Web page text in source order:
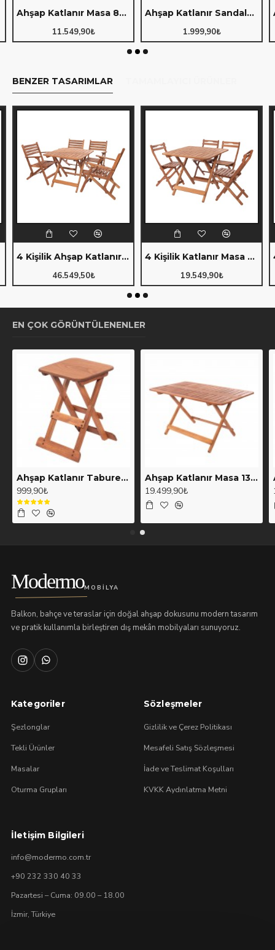
Ahşap Katlanır Masa 80x80cm. (109)
11.549,90₺
Ahşap Katlanır Sandalye (110)
1.999,90₺
BENZER TASARIMLAR
4 Kişilik Ahşap Katlanır Oturma Grubu - 80x80 cm (Grup F)
46.549,50₺
4 Kişilik Katlanır Masa & Sandalye Seti - 80x80 cm (Grup K)
19.549,90₺
EN ÇOK GÖRÜNTÜLENENLER
Ahşap Katlanır Tabure 30x30cm. (111)
999,90₺
Ahşap Katlanır Masa 135x80cm. (107)
19.499,90₺
ModermoMOBILYA
Balkon, bahçe ve teraslar için doğal ahşap dokusunu modern tasarım
ve pratik kullanımla birleştiren dış mekân mobilyaları sunuyoruz.
Kategoriler
Şezlonglar
Tekli Ürünler
Masalar
Oturma Grupları
Sözleşmeler
Gizlilik ve Çerez Politikası
Mesafeli Satış Sözleşmesi
İade ve Teslimat Koşulları
KVKK Aydınlatma Metni
İletişim Bilgileri
info@modermo.com.tr
+90 232 330 40 33
Pazartesi – Cuma: 09.00 – 18.00
İzmir, Türkiye